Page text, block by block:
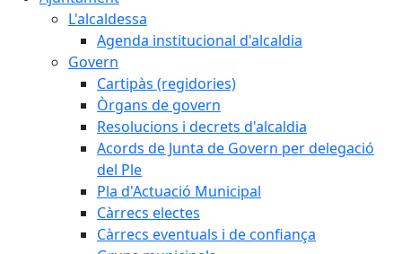
L'alcaldessa
Agenda institucional d'alcaldia
Govern
Cartipàs (regidories)
Òrgans de govern
Resolucions i decrets d'alcaldia
Acords de Junta de Govern per delegació
del Ple
Pla d'Actuació Municipal
Càrrecs electes
Càrrecs eventuals i de confiança